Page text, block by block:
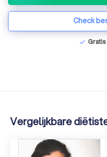
Check
check
Vergelijkbare